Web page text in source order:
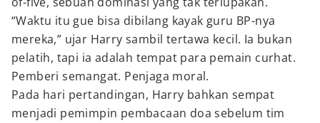
“Waktu itu gue bisa dibilang kayak guru BP-nya
mereka,” ujar Harry sambil tertawa kecil. Ia bukan
pelatih, tapi ia adalah tempat para pemain curhat.
Pemberi semangat. Penjaga moral.
Pada hari pertandingan, Harry bahkan sempat
menjadi pemimpin pembacaan doa sebelum tim